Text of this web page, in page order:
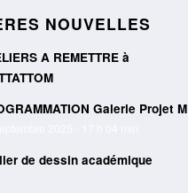
NOUVELLES
A REMETTRE à
Galerie Projet M
de dessin académique